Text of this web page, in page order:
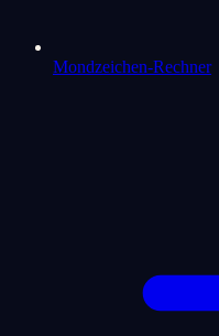
Mondzeichen-Rechner